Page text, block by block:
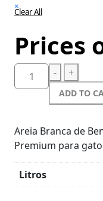
×
Clear All
Prices
- +
ADD TO
Areia Branca de
Premium para
Litros